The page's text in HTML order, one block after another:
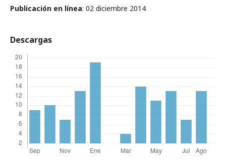
Publicación en línea: 02 diciembre 2014
Descargas